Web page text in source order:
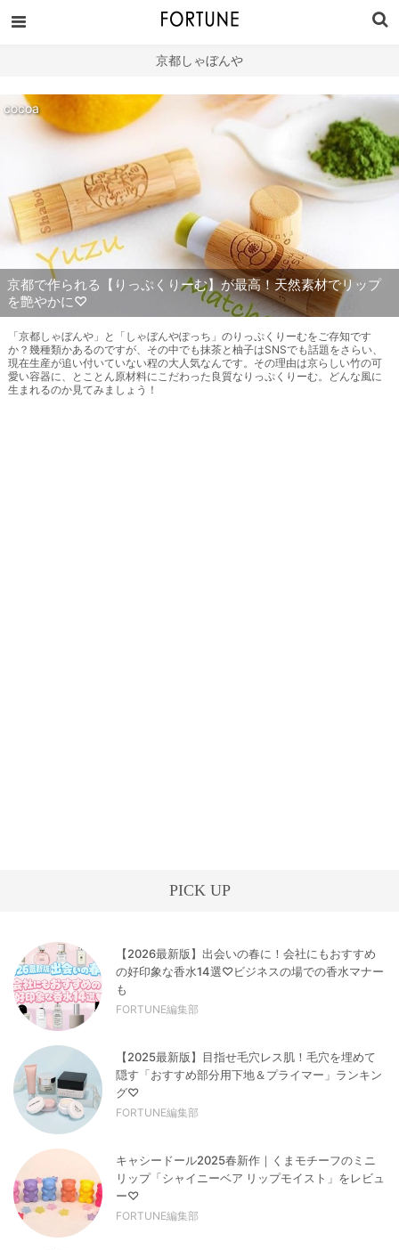
京都しゃぼんや
cocoa
京都で作られる【りっぷくりーむ】が最高！天然素材でリップ
を艶やかに♡
「京都しゃぼんや」と「しゃぼんやぽっち」のりっぷくりーむをご存知です
か？幾種類かあるのですが、その中でも抹茶と柚子はSNSでも話題をさらい、
現在生産が追い付いていない程の大人気なんです。その理由は京らしい竹の可
愛い容器に、とことん原材料にこだわった良質なりっぷくりーむ。どんな風に
生まれるのか見てみましょう！
PICK UP
【2026最新版】出会いの春に！会社にもおすすめ
の好印象な香水14選♡ビジネスの場での香水マナー
も
FORTUNE編集部
【2025最新版】目指せ毛穴レス肌！毛穴を埋めて
隠す「おすすめ部分用下地＆プライマー」ランキン
グ♡
FORTUNE編集部
キャシードール2025春新作｜くまモチーフのミニ
リップ「シャイニーベア リップモイスト」をレビュ
ー♡
FORTUNE編集部